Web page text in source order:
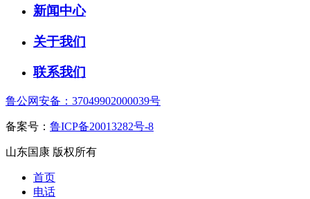
新闻中心
关于我们
联系我们
鲁公网安备：37049902000039号
备案号： 鲁ICP备20013282号-8
山东国康 版权所有
首页
电话